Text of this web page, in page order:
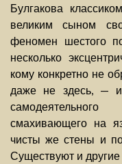
Булгакова
великим сыном
феномен шестого
несколько
кому конкретно не
даже не здесь, — и
самодеятельного
смахивающего на
чисты же стены и
Существуют и